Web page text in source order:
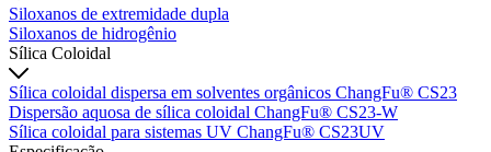
Siloxanos de extremidade dupla
Siloxanos de hidrogênio
Sílica Coloidal
Sílica coloidal dispersa em solventes orgânicos ChangFu® CS23
Dispersão aquosa de sílica coloidal ChangFu® CS23-W
Sílica coloidal para sistemas UV ChangFu® CS23UV